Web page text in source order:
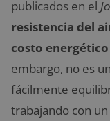
publicados en el
resistencia del
costo
embargo, no es
fácilmente
trabajando con